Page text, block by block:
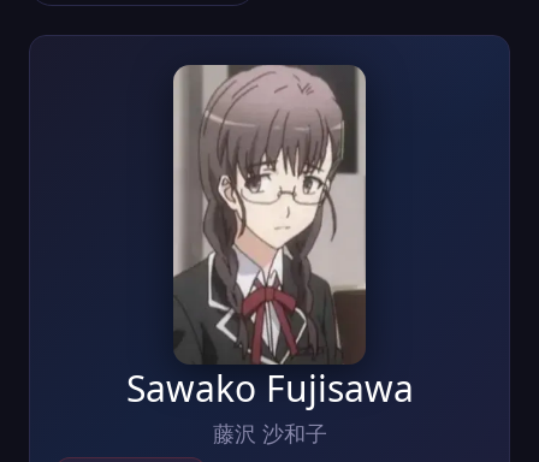
Sawako Fujisawa
藤沢 沙和子